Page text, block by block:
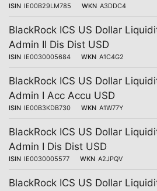
ISIN IE00B29LM785 WKN A3DDC4
BlackRock ICS US Dollar
Admin II Dis Dist USD
ISIN IE0030005684 WKN A1C4G2
BlackRock ICS US Dollar
Admin I Acc Accu USD
ISIN IE00B3KDB730 WKN A1W77Y
BlackRock ICS US Dollar
Admin I Dis Dist USD
ISIN IE0030005577 WKN A2JPQV
BlackRock ICS US Dollar